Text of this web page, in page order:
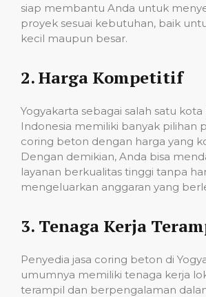
siap membantu Anda untuk
proyek sesuai kebutuhan, baik
kecil maupun besar.
2.Harga Kompetitif
Yogyakarta sebagai salah satu
Indonesia memiliki banyak pilihan
coring beton dengan harga yang
Dengan demikian, Anda bisa
layanan berkualitas tinggi tanpa
mengeluarkan anggaran yang
3. Tenaga Kerja
Penyedia jasa coring beton di
umumnya memiliki tenaga kerja
terampil dan berpengalaman